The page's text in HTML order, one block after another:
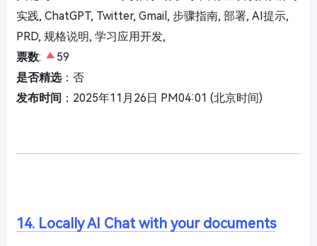
实践, ChatGPT, Twitter, Gmail, 步骤指南, 部署, AI提示,
PRD, 规格说明, 学习应用开发,
票数:
59
是否精选：否
发布时间 ：2025年11月26日 PM04:01 (北京时间)
14. Locally AI Chat with your documents